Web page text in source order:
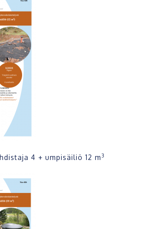
4 + umpisäiliö 12 m3